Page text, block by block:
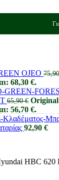
OJEO
68,30 €.
65,90€
56,70 €.
92,90 €
HBC 620